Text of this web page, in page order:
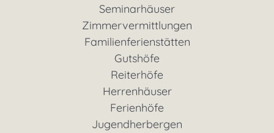
Seminarhäuser
Zimmervermittlungen
Familienferienstätten
Gutshöfe
Reiterhöfe
Herrenhäuser
Ferienhöfe
Jugendherbergen